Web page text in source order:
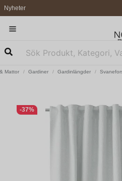
Nyheter
Mattor Gardiner Gardinlängder
-37%